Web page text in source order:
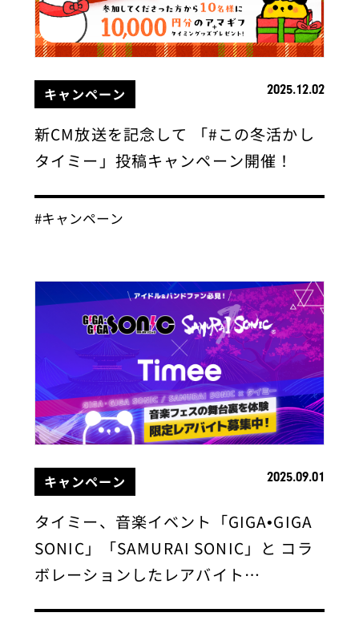
キャンペーン 2025.12.02
新CM放送を記念して 「#この冬活かし
タイミー」投稿キャンペーン開催！
#キャンペーン
キャンペーン 2025.09.01
タイミー、音楽イベント「GIGA•GIGA
SONIC」「SAMURAI SONIC」と コラ
ボレーションしたレアバイト…